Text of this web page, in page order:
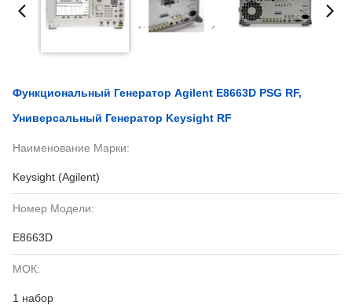
Функциональный Генератор Agilent E8663D PSG RF,
Универсальный Генератор Keysight RF
Наименование Марки:
Keysight (Agilent)
Номер Модели:
E8663D
МОК:
1 набор